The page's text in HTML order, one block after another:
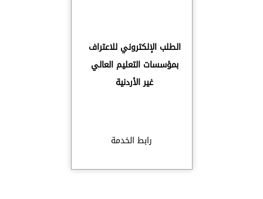
الطلب الإلكتروني للاعتراف
بمؤسسات التعليم العالي
غير الأردنية
رابط الخدمة